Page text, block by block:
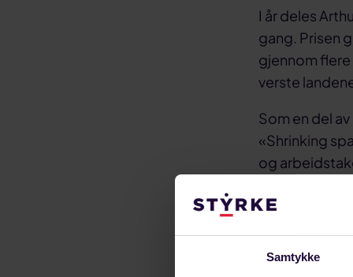
Samtykke
I år deles
gang. Prisen
gjennom
verste
Som en del
«Shrinking
og
negative